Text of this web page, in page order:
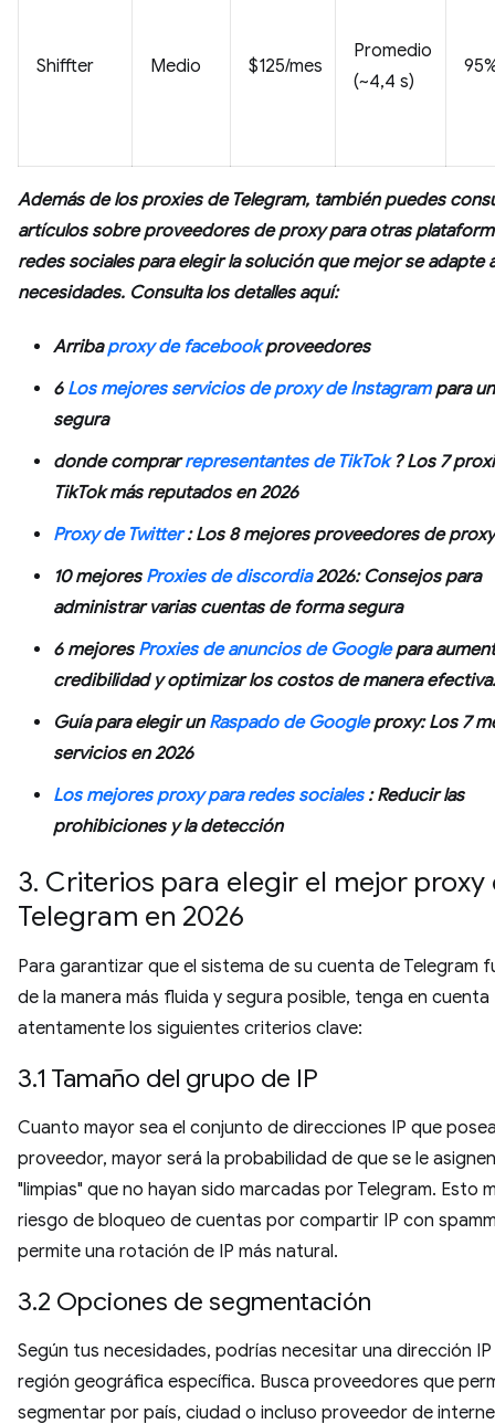
Shiffter Medio $125/mes
Promedio
(~4,4 s)
Además de los proxies de Telegram, también puedes
artículos sobre proveedores de proxy para otras
redes sociales para elegir la solución que mejor se adapte
necesidades. Consulta los detalles aquí:
Arribaproxy de facebookproveedores
6 Los mejores servicios de proxy de Instagrampara
segura
donde comprarrepresentantes de TikTok ? Los 7
TikTok más reputados en 2026
Proxy de Twitter: Los 8 mejores proveedores de
10 mejores Proxies de discordia2026: Consejos para
administrar varias cuentas de forma segura
6 mejores Proxies de anuncios de Googlepara
credibilidad y optimizar los costos de manera efectiva.
Guía para elegir unRaspado de Googleproxy: Los 7
servicios en 2026
Los mejores proxy para redes sociales : Reducir las
prohibiciones y la detección
3. Criterios para elegir el mejor proxy
Telegram en 2026
Para garantizar que el sistema de su cuenta de Telegram
de la manera más fluida y segura posible, tenga en cuenta
atentamente los siguientes criterios clave:
3.1 Tamaño del grupo de IP
Cuanto mayor sea el conjunto de direcciones IP que
proveedor, mayor será la probabilidad de que se le
"limpias" que no hayan sido marcadas por Telegram. Esto
riesgo de bloqueo de cuentas por compartir IP con
permite una rotación de IP más natural.
3.2 Opciones de segmentación
Según tus necesidades, podrías necesitar una dirección
región geográfica específica. Busca proveedores que
segmentar por país, ciudad o incluso proveedor de